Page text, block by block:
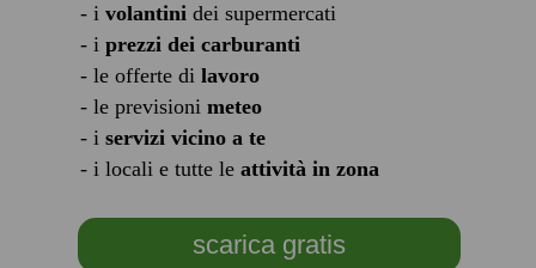
- i volantinidei supermercati
- i prezzi dei carburanti
- le offerte di lavoro
- le previsioni meteo
- i servizi vicino a te
- i locali e tutte le attività in zona
scarica gratis